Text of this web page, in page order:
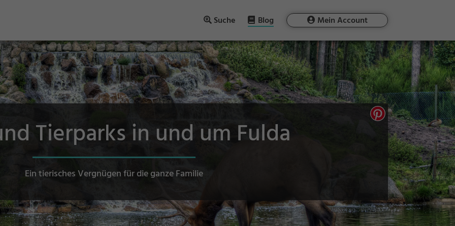
Suche Blog Mein Account
Tierparks in und um Fulda
Ein tierisches Vergnügen für die ganze Familie